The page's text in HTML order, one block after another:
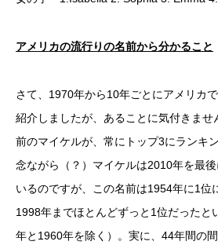
アメリカの流行りの名前から分かること
さて、1970年から10年ごとにアメリカ
紹介しましたが、あることに気付きませ
前のマイケルが、常にトップ3にランキ
念ながら（？）マイケルは2010年を最
いるのですが、この名前は1954年に1位
1998年までほとんどずっと1位だったと
年と1960年を除く）。実に、44年間の間